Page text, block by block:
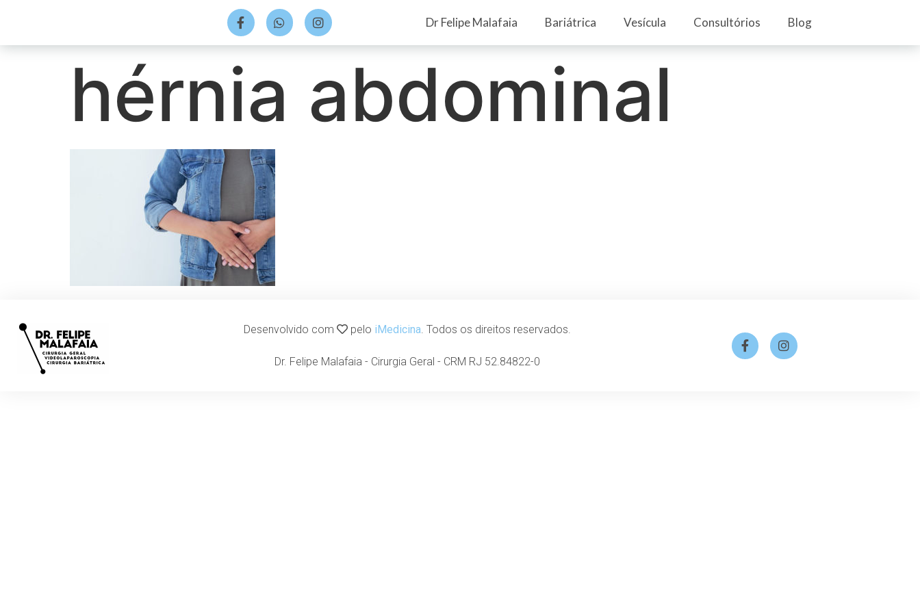
Dr Felipe Malafaia Bariátrica Vesícula Consultórios Blog
hérnia abdominal
Desenvolvido com pelo iMedicina. Todos os direitos reservados.
Dr. Felipe Malafaia - Cirurgia Geral - CRM RJ 52.84822-0